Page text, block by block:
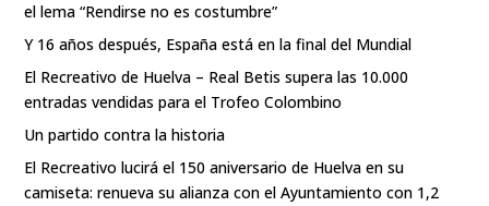
el lema “Rendirse no es costumbre”
Y 16 años después, España está en la final del Mundial
El Recreativo de Huelva – Real Betis supera las 10.000
entradas vendidas para el Trofeo Colombino
Un partido contra la historia
El Recreativo lucirá el 150 aniversario de Huelva en su
camiseta: renueva su alianza con el Ayuntamiento con 1,2